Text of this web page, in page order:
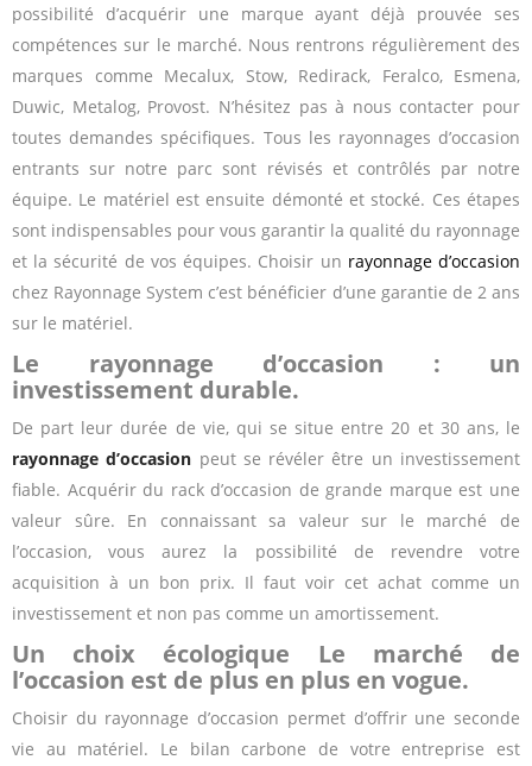
possibilité d’acquérir une marque ayant déjà prouvée ses
compétences sur le marché. Nous rentrons régulièrement des
marques comme Mecalux, Stow, Redirack, Feralco, Esmena,
Duwic, Metalog, Provost. N’hésitez pas à nous contacter pour
toutes demandes spécifiques. Tous les rayonnages d’occasion
entrants sur notre parc sont révisés et contrôlés par notre
équipe. Le matériel est ensuite démonté et stocké. Ces étapes
sont indispensables pour vous garantir la qualité du rayonnage
et la sécurité de vos équipes. Choisir un rayonnage d’occasion
chez Rayonnage System c’est bénéficier d’une garantie de 2 ans
sur le matériel.
Le rayonnage d’occasion : un
investissement durable.
De part leur durée de vie, qui se situe entre 20 et 30 ans, le
rayonnage d’occasion peut se révéler être un investissement
fiable. Acquérir du rack d’occasion de grande marque est une
valeur sûre. En connaissant sa valeur sur le marché de
l’occasion, vous aurez la possibilité de revendre votre
acquisition à un bon prix. Il faut voir cet achat comme un
investissement et non pas comme un amortissement.
Un choix écologique Le marché de
l’occasion est de plus en plus en vogue.
Choisir du rayonnage d’occasion permet d’offrir une seconde
vie au matériel. Le bilan carbone de votre entreprise est